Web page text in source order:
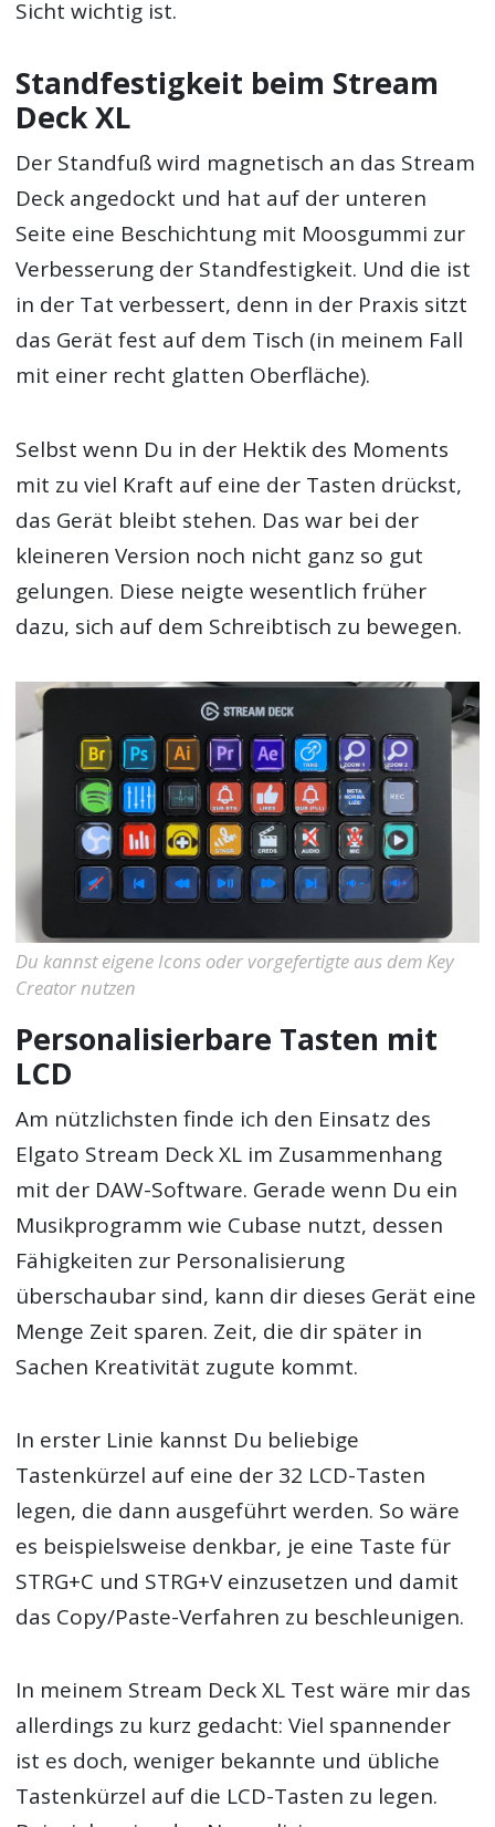
Sicht wichtig ist.
Standfestigkeit beim Stream
Deck XL
Der Standfuß wird magnetisch an das Stream
Deck angedockt und hat auf der unteren
Seite eine Beschichtung mit Moosgummi zur
Verbesserung der Standfestigkeit. Und die ist
in der Tat verbessert, denn in der Praxis sitzt
das Gerät fest auf dem Tisch (in meinem Fall
mit einer recht glatten Oberfläche).
Selbst wenn Du in der Hektik des Moments
mit zu viel Kraft auf eine der Tasten drückst,
das Gerät bleibt stehen. Das war bei der
kleineren Version noch nicht ganz so gut
gelungen. Diese neigte wesentlich früher
dazu, sich auf dem Schreibtisch zu bewegen.
Du kannst eigene Icons oder vorgefertigte aus dem Key
Creator nutzen
Personalisierbare Tasten mit
LCD
Am nützlichsten finde ich den Einsatz des
Elgato Stream Deck XL im Zusammenhang
mit der DAW-Software. Gerade wenn Du ein
Musikprogramm wie Cubase nutzt, dessen
Fähigkeiten zur Personalisierung
überschaubar sind, kann dir dieses Gerät eine
Menge Zeit sparen. Zeit, die dir später in
Sachen Kreativität zugute kommt.
In erster Linie kannst Du beliebige
Tastenkürzel auf eine der 32 LCD-Tasten
legen, die dann ausgeführt werden. So wäre
es beispielsweise denkbar, je eine Taste für
STRG+C und STRG+V einzusetzen und damit
das Copy/Paste-Verfahren zu beschleunigen.
In meinem Stream Deck XL Test wäre mir das
allerdings zu kurz gedacht: Viel spannender
ist es doch, weniger bekannte und übliche
Tastenkürzel auf die LCD-Tasten zu legen.